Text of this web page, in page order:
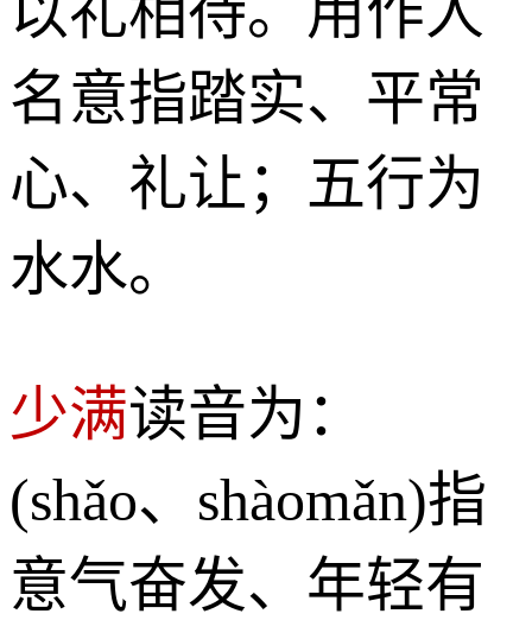
名意指踏实、平常
心、礼让；五行为
水水。
少满读音为：
(shǎo、shàomǎn)指
意气奋发、年轻有